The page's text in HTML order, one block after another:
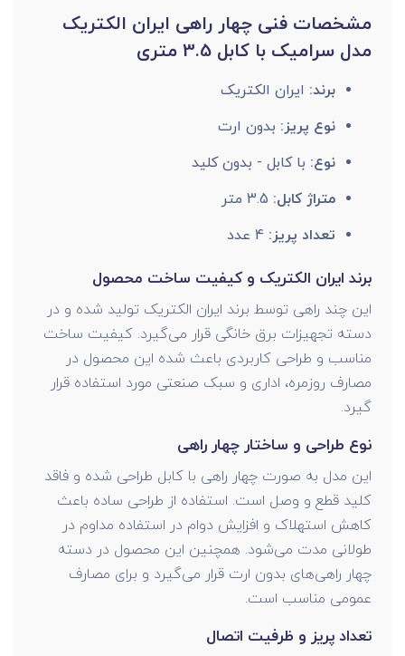
مشخصات فنی چهار راهی ایران الکتریک
مدل سرامیک با کابل 3.5 متری
برند: ایران الکتریک
نوع پریز: بدون ارت
نوع: با کابل - بدون کلید
متراژ کابل:
تعداد پریز: 4 عدد
برند ایران الکتریک و کیفیت ساخت محصول
این چند راهی توسط برند ایران الکتریک تولید شده و در
دسته تجهیزات برق خانگی قرار می‌گیرد. کیفیت ساخت
مناسب و طراحی کاربردی باعث شده این محصول در
مصارف روزمره، اداری و سبک صنعتی مورد استفاده قرار
گیرد.
نوع طراحی و ساختار چهار راهی
این مدل به صورت چهار راهی با کابل طراحی شده و فاقد
کلید قطع و وصل است. استفاده از طراحی ساده باعث
کاهش استهلاک و افزایش دوام در استفاده مداوم در
طولانی مدت می‌شود. همچنین این محصول در دسته
چهار راهی‌های بدون ارت قرار می‌گیرد و برای مصارف
عمومی مناسب است.
تعداد پریز و ظرفیت اتصال